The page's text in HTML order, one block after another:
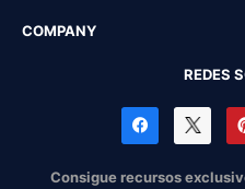
COMPANY
REDES
Consigue recursos